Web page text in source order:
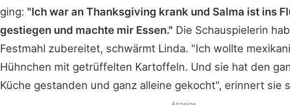
ging: "Ich war an Thanksgiving krank und Salma ist ins
gestiegen und machte mir Essen." Die Schauspielerin
Festmahl zubereitet, schwärmt Linda. "Ich wollte
Hühnchen mit getrüffelten Kartoffeln. Und sie hat den
Küche gestanden und ganz alleine gekocht", erinnert sie